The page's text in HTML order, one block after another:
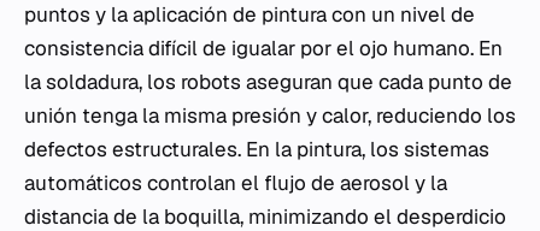
puntos y la aplicación de pintura con un nivel de
consistencia difícil de igualar por el ojo humano. En
la soldadura, los robots aseguran que cada punto de
unión tenga la misma presión y calor, reduciendo los
defectos estructurales. En la pintura, los sistemas
automáticos controlan el flujo de aerosol y la
distancia de la boquilla, minimizando el desperdicio